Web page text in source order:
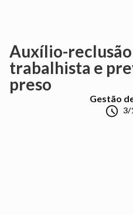
Auxílio-
trabalhista e
preso
Gestão
 3/